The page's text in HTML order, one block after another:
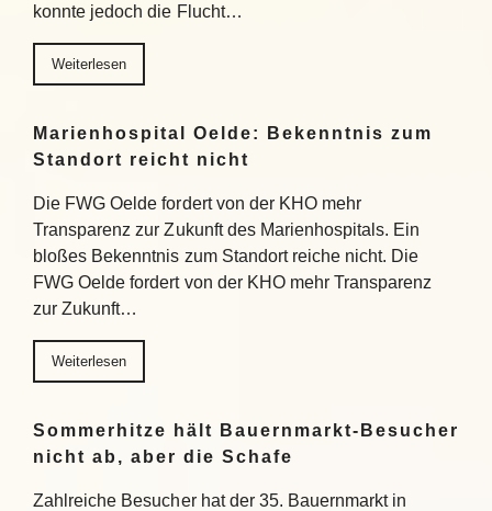
konnte jedoch die Flucht…
Weiterlesen
Marienhospital Oelde: Bekenntnis zum
Standort reicht nicht
Die FWG Oelde fordert von der KHO mehr
Transparenz zur Zukunft des Marienhospitals. Ein
bloßes Bekenntnis zum Standort reiche nicht. Die
FWG Oelde fordert von der KHO mehr Transparenz
zur Zukunft…
Weiterlesen
Sommerhitze hält Bauernmarkt-Besucher
nicht ab, aber die Schafe
Zahlreiche Besucher hat der 35. Bauernmarkt in